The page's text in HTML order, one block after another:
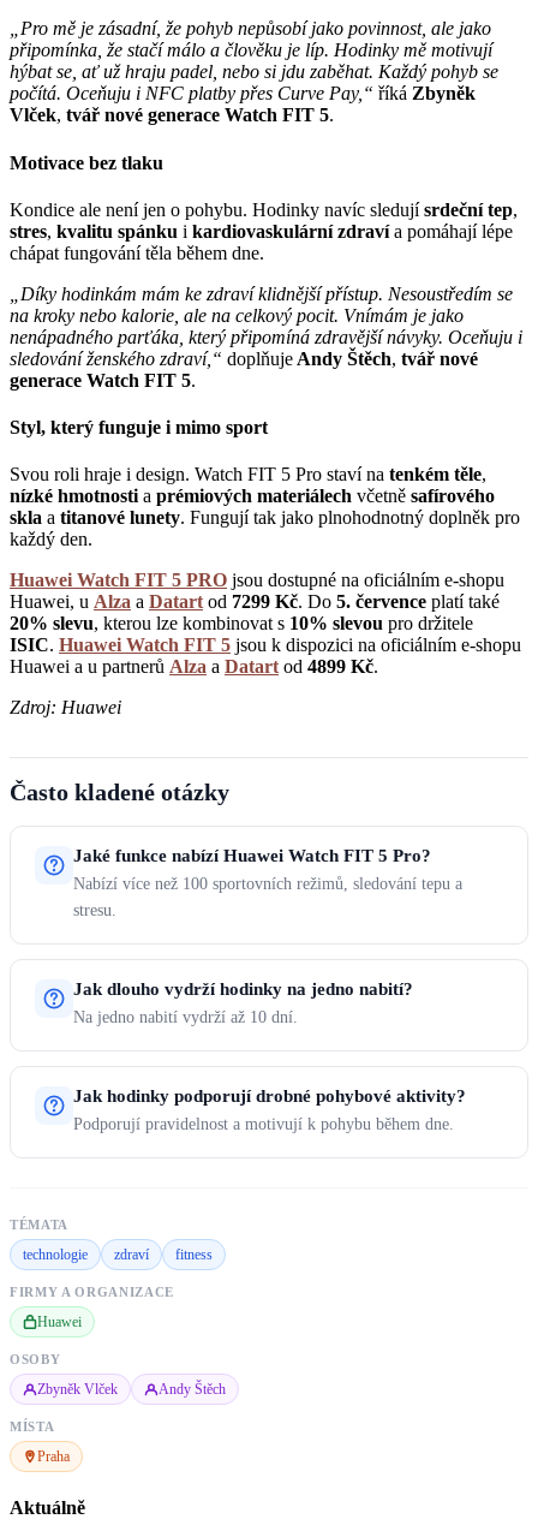
„Pro mě je zásadní, že pohyb nepůsobí jako povinnost, ale jako
připomínka, že stačí málo a člověku je líp. Hodinky mě motivují
hýbat se, ať už hraju padel, nebo si jdu zaběhat. Každý pohyb se
počítá. Oceňuju i NFC platby přes Curve Pay,“ říká Zbyněk
Vlček, tvář nové generace Watch FIT 5.
Motivace bez tlaku
Kondice ale není jen o pohybu. Hodinky navíc sledujísrdeční tep,
stres, kvalitu spánku i kardiovaskulární zdravía pomáhají lépe
chápat fungování těla během dne.
„Díky hodinkám mám ke zdraví klidnější přístup. Nesoustředím se
na kroky nebo kalorie, ale na celkový pocit. Vnímám je jako
nenápadného parťáka, který připomíná zdravější návyky. Oceňuju i
sledování ženského zdraví,“ doplňuje Andy Štěch, tvář nové
generace Watch FIT 5.
Styl, který funguje i mimo sport
Svou roli hraje i design. Watch FIT 5 Pro staví na tenkém těle,
nízké hmotnostia prémiových materiálech včetně safírového
skla a titanové lunety. Fungují tak jako plnohodnotný doplněk pro
každý den.
Huawei Watch FIT 5 PRO jsou dostupné na oficiálním e-shopu
Huawei, u Alza a Datart od 7299 Kč. Do 5. července platí také
20% slevu, kterou lze kombinovat s 10% slevou pro držitele
ISIC. Huawei Watch FIT 5 jsou k dispozici na oficiálním e-shopu
Huawei a u partnerů Alza a Datart od 4899 Kč.
Zdroj: Huawei
Často kladené otázky
Jaké funkce nabízí Huawei Watch FIT 5 Pro?
Nabízí více než 100 sportovních režimů, sledování tepu a
stresu.
Jak dlouho vydrží hodinky na jedno nabití?
Na jedno nabití vydrží až 10 dní.
Jak hodinky podporují drobné pohybové aktivity?
Podporují pravidelnost a motivují k pohybu během dne.
TÉMATA
technologie zdraví fitness
FIRMY A ORGANIZACE
Huawei
OSOBY
Zbyněk Vlček Andy Štěch
MÍSTA
Praha
Aktuálně